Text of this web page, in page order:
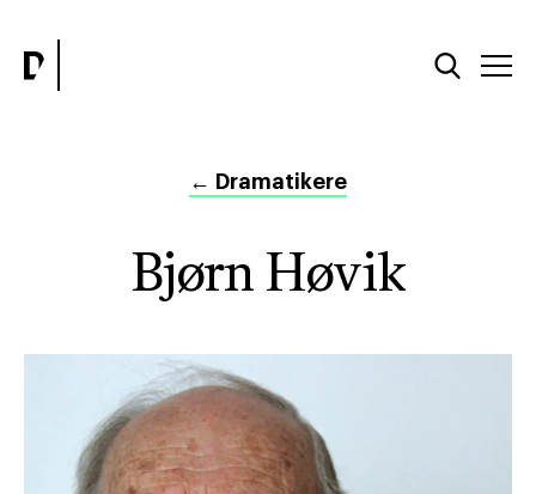
← Dramatikere
Bjørn Høvik